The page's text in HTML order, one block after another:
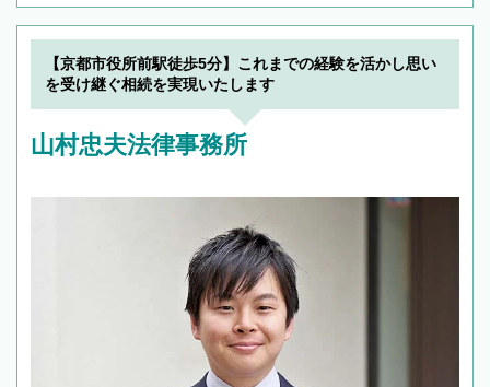
【京都市役所前駅徒歩5分】これまでの経験を活かし思い
を受け継ぐ相続を実現いたします
山村忠夫法律事務所